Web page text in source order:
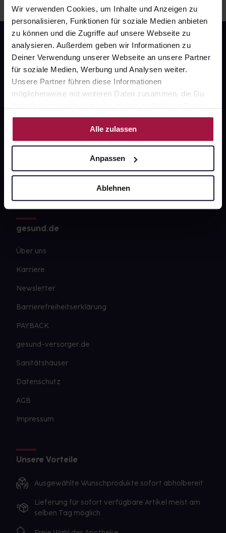
Wir verwenden Cookies, um Inhalte und Anzeigen zu
personalisieren, Funktionen für soziale Medien anbieten
zu können und die Zugriffe auf unsere Webseite zu
analysieren. Außerdem geben wir Informationen zu
Deiner Verwendung unserer Webseite an unsere Partner
für soziale Medien, Werbung und Analysen weiter.
Unsere Partner führen diese Informationen
möglicherweise mit weiteren Daten zusammen, die Du
Nutzung der Dienste gesammelt haben.
Alle zulassen
Anpassen
Ablehnen
gesund.de
Über uns
Karriere
Newsletter
Barrierefreiheitserklärung
PAYBACK
gesund-versorger.de
Sanitätshäuser
Datenschutz
AGB
Impressum
Unsere Vorteile
Ausgewählte Wunschprodukte sofort abholbereit
Lieferung für sofort verfügbare Artikel meist am
selben Tag möglich